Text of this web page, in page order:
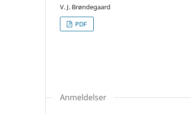
V. J. Brøndegaard
PDF
Anmeldelser